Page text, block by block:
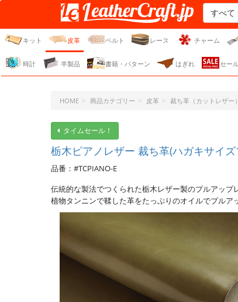
レザークラフト・ドット・
ジェーピー
すべて
キット 皮革 ベルト レース チャーム
時計 半製品 書籍・パターン はぎれ セー
HOME 商品カテゴリー 皮革 裁ち革（カットレザー）
タイムセール！
栃木ピアノレザー 裁ち革(ハガキサイ
品番：#TCPIANO-E
伝統的な製法でつくられた栃木レザー製のプルアップ
植物タンニンで鞣した革をたっぷりのオイルでプルア